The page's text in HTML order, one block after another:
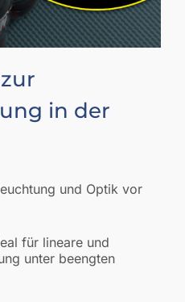
in der
und Optik vor
für lineare und
unter beengten